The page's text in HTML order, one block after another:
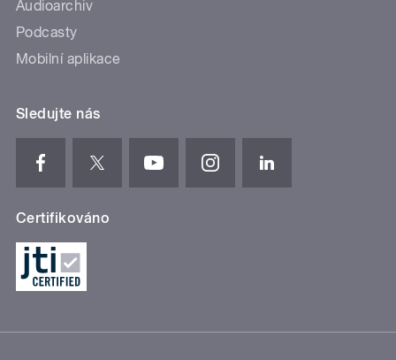
Audioarchiv
Podcasty
Mobilní aplikace
Sledujte nás
Certifikováno